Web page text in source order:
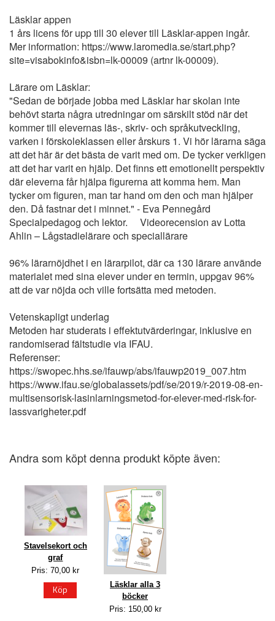
Läsklar appen
1 års licens för upp till 30 elever till Läsklar-appen ingår.
Mer information: https://www.laromedia.se/start.php?
site=visabokinfo&isbn=lk-00009 (artnr lk-00009).
Lärare om Läsklar:
"Sedan de började jobba med Läsklar har skolan inte
behövt starta några utredningar om särskilt stöd när det
kommer till elevernas läs-, skriv- och språkutveckling,
varken i förskoleklassen eller årskurs 1. Vi hör lärarna säga
att det här är det bästa de varit med om. De tycker verkligen
att det har varit en hjälp. Det finns ett emotionellt perspektiv
där eleverna får hjälpa figurerna att komma hem. Man
tycker om figuren, man tar hand om den och man hjälper
den. Då fastnar det i minnet." - Eva Pennegård
Specialpedagog och lektor. Videorecension av Lotta
Ahlin – Lågstadielärare och speciallärare
96% lärarnöjdhet i en lärarpilot, där ca 130 lärare använde
materialet med sina elever under en termin, uppgav 96%
att de var nöjda och ville fortsätta med metoden.
Vetenskapligt underlag
Metoden har studerats i effektutvärderingar, inklusive en
randomiserad fältstudie via IFAU.
Referenser:
https://swopec.hhs.se/ifauwp/abs/ifauwp2019_007.htm
https://www.ifau.se/globalassets/pdf/se/2019/r-2019-08-en-
multisensorisk-lasinlarningsmetod-for-elever-med-risk-for-
lassvarigheter.pdf
Andra som köpt denna produkt köpte även:
Stavelsekort och
graf
Pris: 70,00 kr
Köp
Läsklar alla 3
böcker
Pris: 150,00 kr